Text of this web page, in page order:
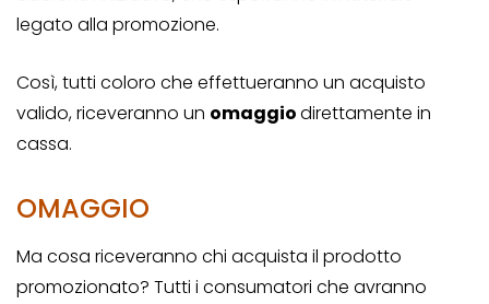
legato alla promozione.
Così, tutti coloro che effettueranno un acquisto
valido, riceveranno un omaggiodirettamente in
cassa.
OMAGGIO
Ma cosa riceveranno chi acquista il prodotto
promozionato? Tutti i consumatori che avranno